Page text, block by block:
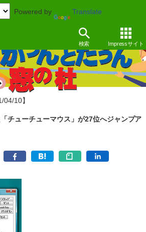
Powered by Translate
検索 Impressサイト
04/10】
チューチューマウス」が27位へジャンプア